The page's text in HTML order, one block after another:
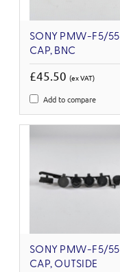
SONY PMW-F5/55
CAP, BNC
£45.50 (ex VAT)
Add to compare
SONY PMW-F5/55
CAP, OUTSIDE